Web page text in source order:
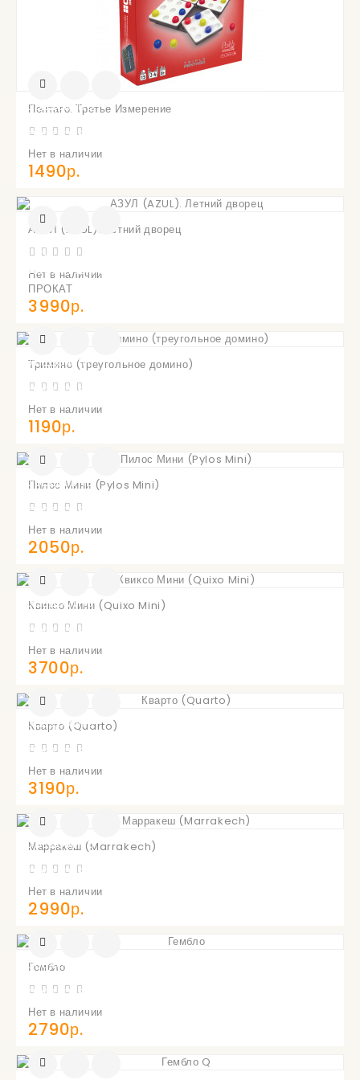
Пентаго. Третье Измерение
Нет в наличии
1490р.
УВЕДОМИТЬ
ПОСТУПЛЕНИИ
АЗУЛ (AZUL). Летний дворец
Нет в наличии
ПРОКАТ
3990р.
О
ПОСТУПЛЕНИИ
Тримино (треугольное домино)
Нет в наличии
1190р.
УВЕДОМИТЬ
ПОСТУПЛЕНИИ
Пилос Мини (Pylos Mini)
Нет в наличии
2050р.
УВЕДОМИТЬ
ПОСТУПЛЕНИИ
Квиксо Мини (Quixo Mini)
Нет в наличии
3700р.
УВЕДОМИТЬ
ПОСТУПЛЕНИИ
Кварто (Quarto)
Нет в наличии
3190р.
УВЕДОМИТЬ
ПОСТУПЛЕНИИ
Марракеш (Marrakech)
Нет в наличии
2990р.
УВЕДОМИТЬ
ПОСТУПЛЕНИИ
Гембло
Нет в наличии
2790р.
УВЕДОМИТЬ
ПОСТУПЛЕНИИ